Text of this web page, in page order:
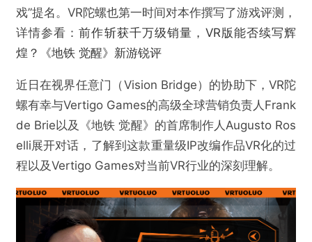
戏”提名。VR陀螺也第一时间对本作撰写了游戏评测，
详情参看：前作斩获千万级销量，VR版能否续写辉
煌？《地铁 觉醒》新游锐评
近日在视界任意门（Vision Bridge）的协助下，VR陀
螺有幸与Vertigo Games的高级全球营销负责人Frank
de Brie以及《地铁 觉醒》的首席制作人Augusto Ros
elli展开对话，了解到这款重量级IP改编作品VR化的过
程以及Vertigo Games对当前VR行业的深刻理解。